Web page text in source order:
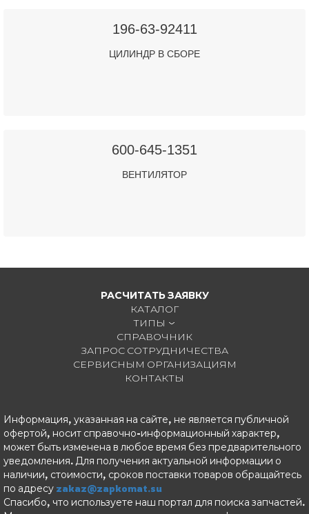
196-63-92411
ЦИЛИНДР В СБОРЕ
600-645-1351
ВЕНТИЛЯТОР
РАСЧИТАТЬ ЗАЯВКУ
КАТАЛОГ
ТИПЫ
СПРАВОЧНИК
ЗАПРОС СОТРУДНИЧЕСТВА
СЕРВИСНЫМ ОРГАНИЗАЦИЯМ
КОНТАКТЫ
Информация, указанная на сайте, не является публичной
офертой, носит справочно-информационный характер,
может быть изменена в любое время без предварительного
уведомления. Для получения актуальной информации о
наличии, стоимости, сроков поставки товаров обращайтесь
по адресу zakaz@zapkomat.su
Спасибо, что используете наш портал для поиска запчастей.